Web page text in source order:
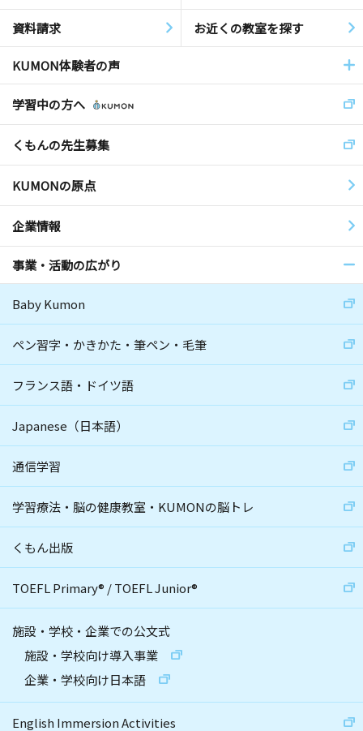
資料請求 お近くの教室を探す
KUMON体験者の声
学習中の方へ
くもんの先生募集
KUMONの原点
企業情報
事業・活動の広がり
Baby Kumon
ペン習字・かきかた・筆ペン・毛筆
フランス語・ドイツ語
Japanese（日本語）
通信学習
学習療法・脳の健康教室・KUMONの脳トレ
くもん出版
TOEFL Primary® /TOEFL Junior®
施設・学校・企業での公文式
施設・学校向け導入事業
企業・学校向け日本語
English Immersion Activities